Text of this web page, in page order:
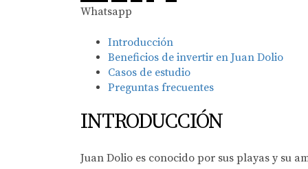
Whatsapp
Introducción
Beneficios de invertir en Juan Dolio
Casos de estudio
Preguntas frecuentes
INTRODUCCIÓN
Juan Dolio es conocido por sus playas y su